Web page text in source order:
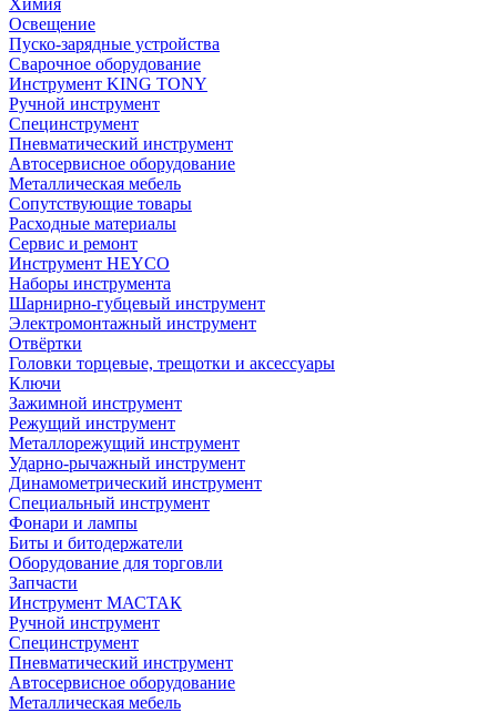
Химия
Освещение
Пуско-зарядные устройства
Сварочное оборудование
Инструмент KING TONY
Ручной инструмент
Специнструмент
Пневматический инструмент
Автосервисное оборудование
Металлическая мебель
Сопутствующие товары
Расходные материалы
Сервис и ремонт
Инструмент HEYCO
Наборы инструмента
Шарнирно-губцевый инструмент
Электромонтажный инструмент
Отвёртки
Головки торцевые, трещотки и аксессуары
Ключи
Зажимной инструмент
Режущий инструмент
Металлорежущий инструмент
Ударно-рычажный инструмент
Динамометрический инструмент
Специальный инструмент
Фонари и лампы
Биты и битодержатели
Оборудование для торговли
Запчасти
Инструмент МАСТАК
Ручной инструмент
Специнструмент
Пневматический инструмент
Автосервисное оборудование
Металлическая мебель